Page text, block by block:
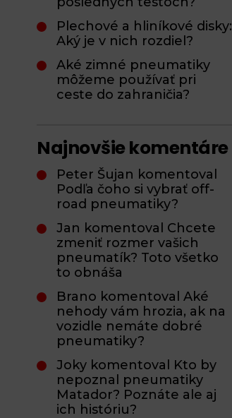
Plechové a hliníkové disky:
Aký je v nich rozdiel?
Aké zimné pneumatiky
môžeme používať pri
ceste do zahraničia?
Najnovšie komentáre
Peter Šujan komentoval
Podľa čoho si vybrať off-
road pneumatiky?
Jan komentoval Chcete
zmeniť rozmer vašich
pneumatík? Toto všetko
to obnáša
Brano komentoval Aké
nehody vám hrozia, ak na
vozidle nemáte dobré
pneumatiky?
Joky komentoval Kto by
nepoznal pneumatiky
Matador? Poznáte ale aj
ich históriu?